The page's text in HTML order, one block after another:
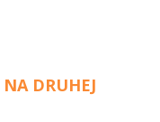
DRUHEJ